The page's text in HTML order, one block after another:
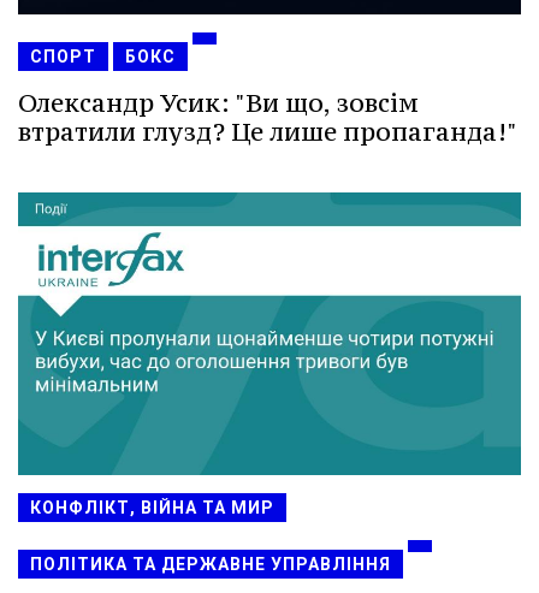
СПОРТ БОКС
Олександр Усик: "Ви що, зовсім
втратили глузд? Це лише пропаганда!"
КОНФЛІКТ, ВІЙНА ТА МИР
ПОЛІТИКА ТА ДЕРЖАВНЕ УПРАВЛІННЯ